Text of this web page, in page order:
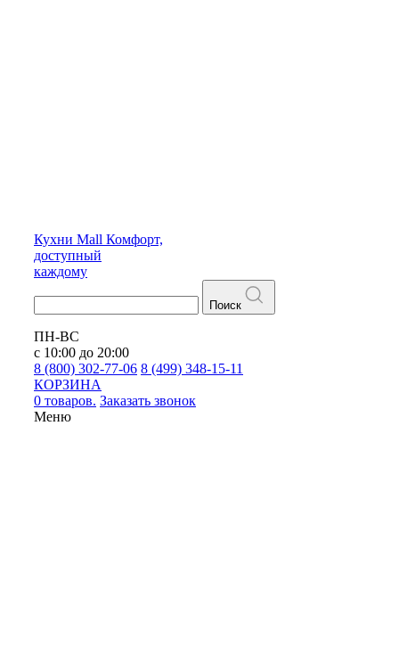
Кухни Mall Комфорт,
доступный
каждому
Поиск
ПН-ВС
с 10:00 до 20:00
8 (800) 302-77-06 8 (499) 348-15-11
КОРЗИНА
0 товаров. Заказать звонок
Меню